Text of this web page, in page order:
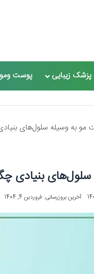
پزشک زیبایی پوست ومو
به وسیله سلول‌های بنیادی
بنیادی چگونه
آخرین بروزرسانی: فروردین 4, 1404